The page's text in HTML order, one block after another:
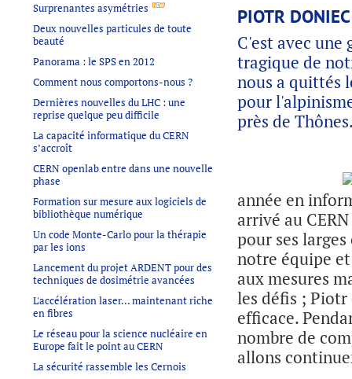
Surprenantes asymétries
Deux nouvelles particules de toute
beauté
Panorama : le SPS en 2012
Comment nous comportons-nous ?
Dernières nouvelles du LHC : une
reprise quelque peu difficile
La capacité informatique du CERN
s’accroît
CERN openlab entre dans une nouvelle
phase
Formation sur mesure aux logiciels de
bibliothèque numérique
Un code Monte-Carlo pour la thérapie
par les ions
Lancement du projet ARDENT pour des
techniques de dosimétrie avancées
L'accélération laser... maintenant riche
en fibres
Le réseau pour la science nucléaire en
Europe fait le point au CERN
La sécurité rassemble les Cernois
PIOTR
C'est avec une
tragique de
nous a quittés
pour
près de
année en
arrivé au
pour ses
notre équipe
aux mesures
les défis ;
efficace.
nombre de
allons